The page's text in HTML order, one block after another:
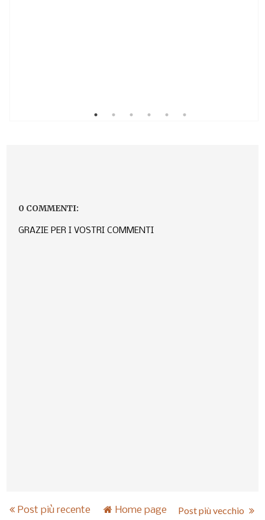
0 COMMENTI:
GRAZIE PER I VOSTRI COMMENTI
Post più recente Post più vecchio
Home page